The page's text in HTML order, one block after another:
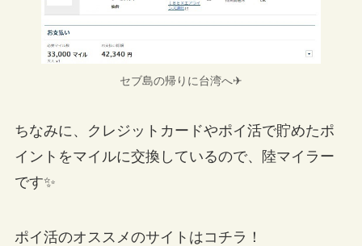
セブ島の帰りに台湾へ✈
ちなみに、クレジットカードやポイ活で貯めたポ
イントをマイルに交換しているので、陸マイラー
です✨
ポイ活のオススメのサイトはコチラ！